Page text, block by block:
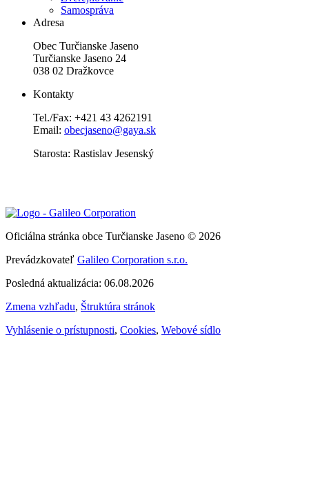
Samospráva
Adresa
Obec Turčianske Jaseno
Turčianske Jaseno 24
038 02 Dražkovce
Kontakty
Tel./Fax: +421 43 4262191
Email: obecjaseno@gaya.sk
Starosta: Rastislav Jesenský
Oficiálna stránka obce Turčianske Jaseno © 2026
Prevádzkovateľ Galileo Corporation s.r.o.
Posledná aktualizácia: 06.08.2026
Zmena vzhľadu, Štruktúra stránok
Vyhlásenie o prístupnosti, Cookies, Webové sídlo